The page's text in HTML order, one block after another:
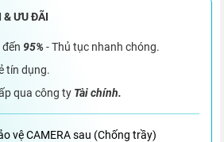
đến 95%- Thủ tục nhanh chóng.
tín dụng.
qua công ty Tài chính.
vệ CAMERA sau (Chống trầy)